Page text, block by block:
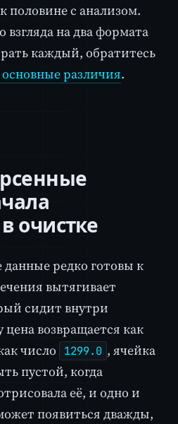
половине с анализом.
взгляда на два формата
каждый, обратитесь
основные различия.
очистке
редко готовы к
вытягивает
сидит внутри
возвращается как
число 1299.0 , ячейка
пустой, когда
её, и одно и
появиться дважды,